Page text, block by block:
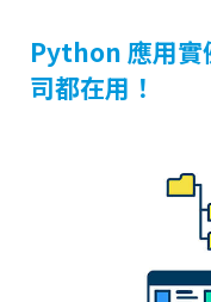
Python 應用實
司都在用！